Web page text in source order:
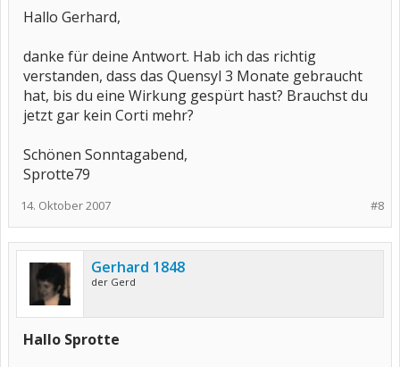
Hallo Gerhard,
danke für deine Antwort. Hab ich das richtig
verstanden, dass das Quensyl 3 Monate gebraucht
hat, bis du eine Wirkung gespürt hast? Brauchst du
jetzt gar kein Corti mehr?
Schönen Sonntagabend,
Sprotte79
#8
14. Oktober 2007
Gerhard 1848
der Gerd
Hallo Sprotte